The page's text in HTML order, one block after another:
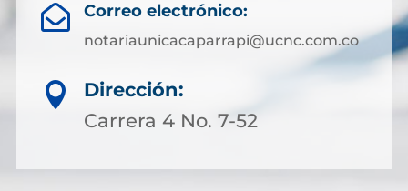
 Correo electrónico:
notariaunicacaparrapi@ucnc.com.co

Dirección:
Carrera 4 No. 7-52